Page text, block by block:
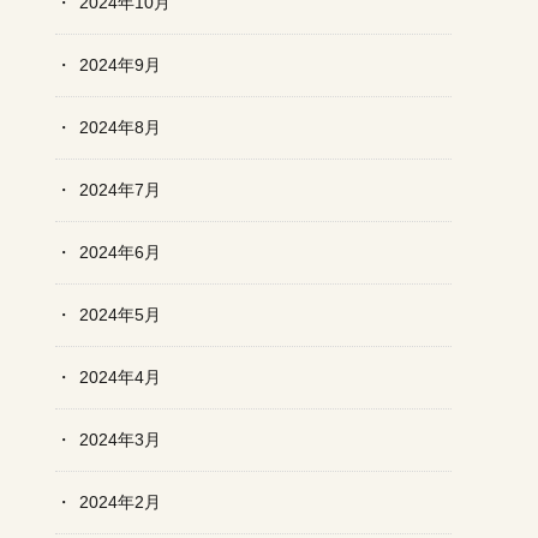
2024年9月
2024年8月
2024年7月
2024年6月
2024年5月
2024年4月
2024年3月
2024年2月